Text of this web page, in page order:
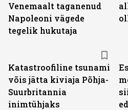
Venemaalt taganenud
Napoleoni vägede
tegelik hukutaja
Katastroofiline tsunami
võis jätta kiviaja Põhja-
Suurbritannia
inimtühjaks